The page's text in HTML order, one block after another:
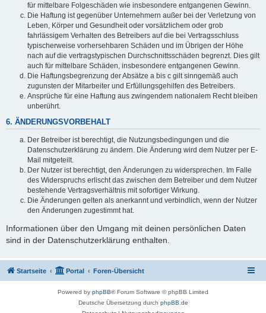
für mittelbare Folgeschäden wie insbesondere entgangenen Gewinn.
Die Haftung ist gegenüber Unternehmern außer bei der Verletzung von
Leben, Körper und Gesundheit oder vorsätzlichem oder grob
fahrlässigem Verhalten des Betreibers auf die bei Vertragsschluss
typischerweise vorhersehbaren Schäden und im Übrigen der Höhe
nach auf die vertragstypischen Durchschnittsschäden begrenzt. Dies gilt
auch für mittelbare Schäden, insbesondere entgangenen Gewinn.
Die Haftungsbegrenzung der Absätze a bis c gilt sinngemäß auch
zugunsten der Mitarbeiter und Erfüllungsgehilfen des Betreibers.
Ansprüche für eine Haftung aus zwingendem nationalem Recht bleiben
unberührt.
6. ÄNDERUNGSVORBEHALT
Der Betreiber ist berechtigt, die Nutzungsbedingungen und die
Datenschutzerklärung zu ändern. Die Änderung wird dem Nutzer per E-
Mail mitgeteilt.
Der Nutzer ist berechtigt, den Änderungen zu widersprechen. Im Falle
des Widerspruchs erlischt das zwischen dem Betreiber und dem Nutzer
bestehende Vertragsverhältnis mit sofortiger Wirkung.
Die Änderungen gelten als anerkannt und verbindlich, wenn der Nutzer
den Änderungen zugestimmt hat.
Informationen über den Umgang mit deinen persönlichen Daten
sind in der Datenschutzerklärung enthalten.
Startseite Portal Foren-Übersicht
Powered by phpBB® Forum Software © phpBB Limited
Deutsche Übersetzung durch phpBB.de